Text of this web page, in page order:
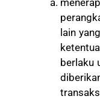
lain
berlaku